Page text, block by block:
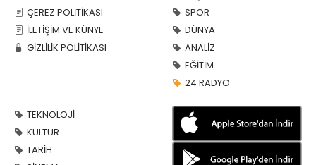
ÇEREZ POLİTİKASI
İLETİŞİM VE KÜNYE
GİZLİLİK POLİTİKASI
SPOR
DÜNYA
ANALİZ
EĞİTİM
24 RADYO
TEKNOLOJİ
KÜLTÜR
TARİH